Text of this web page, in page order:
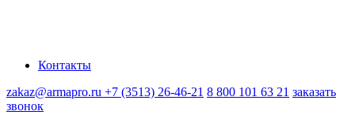
Контакты
zakaz@armapro.ru +7 (3513) 26-46-21 8 800 101 63 21 заказать
звонок